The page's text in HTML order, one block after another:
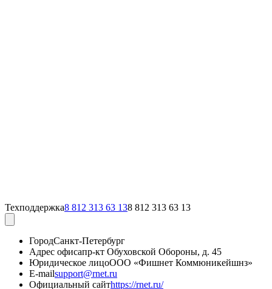
Техподдержка8 812 313 63 138 812 313 63 13
ГородСанкт-Петербург
Адрес офисапр-кт Обуховской Обороны, д. 45
Юридическое лицоООО «Фишнет Коммюникейшнз»
E-mailsupport@rnet.ru
Официальный сайтhttps://rnet.ru/